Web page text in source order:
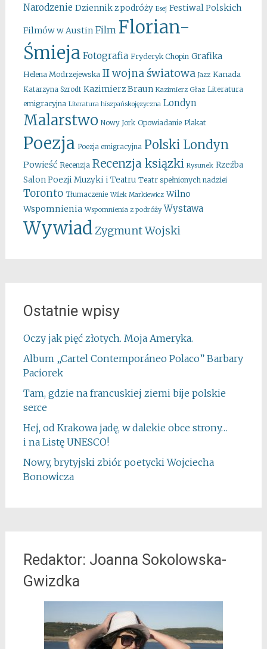
Narodzenie Dziennik z podróży Esej Festiwal Polskich
Filmów w Austin Film Florian-
Śmieja Fotografia Fryderyk Chopin Grafika
Helena Modrzejewska II wojna światowa Jazz Kanada
Katarzyna Szrodt Kazimierz Braun Kazimierz Głaz Literatura
emigracyjna Literatura hiszpańskojęzyczna Londyn
Malarstwo Nowy Jork Opowiadanie Plakat
Poezja Poezja emigracyjna Polski Londyn
Powieść Recenzja Recenzja ksiązki Rysunek Rzeźba
Salon Poezji Muzyki i Teatru Teatr spełnionych nadziei
Toronto Tłumaczenie Wilek Markiewicz Wilno
Wspomnienia Wspomnienia z podróży Wystawa
WywiadZygmunt Wojski
Ostatnie wpisy
Oczy jak pięć złotych. Moja Ameryka.
Album „Cartel Contemporáneo Polaco” Barbary
Paciorek
Tam, gdzie na francuskiej ziemi bije polskie
serce
Hej, od Krakowa jadę, w dalekie obce strony…
i na Listę UNESCO!
Nowy, brytyjski zbiór poetycki Wojciecha
Bonowicza
Redaktor: Joanna Sokolowska-
Gwizdka